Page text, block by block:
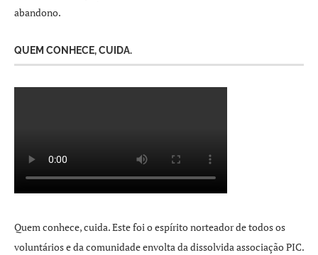
abandono.
QUEM CONHECE, CUIDA.
Quem conhece, cuida. Este foi o espírito norteador de todos os
voluntários e da comunidade envolta da dissolvida associação PIC.